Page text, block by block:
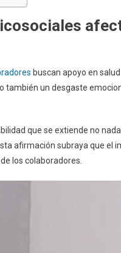
buscan apoyo en
también un desgaste
que se extiende no
afirmación subraya que el
los colaboradores.